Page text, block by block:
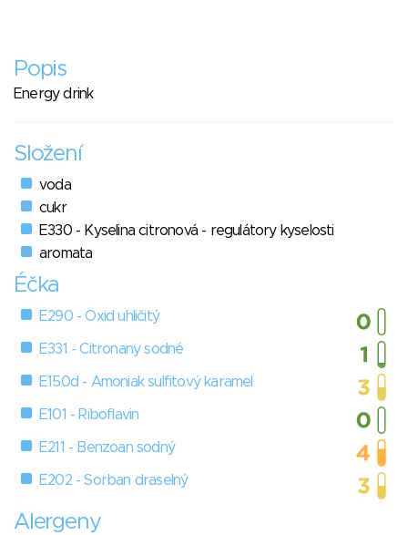
Popis
Energy drink
Složení
voda
cukr
E330 - Kyselina citronová - regulátory kyselosti
aromata
Éčka
E290 - Oxid uhličitý
E331 - Citronany sodné
E150d - Amoniak sulfitový karamel
E101 - Riboflavin
E211 - Benzoan sodný
E202 - Sorban draselný
Alergeny